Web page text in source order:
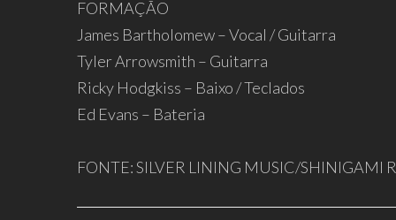
FORMAÇÃO
James Bartholomew – Vocal / Guitarra
Tyler Arrowsmith – Guitarra
Ricky Hodgkiss – Baixo / Teclados
Ed Evans – Bateria
FONTE: SILVER LINING MUSIC/SHINIGAMI